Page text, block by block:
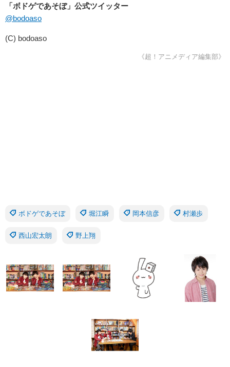
「ボドゲであそぼ」公式ツイッター
@bodoaso
(C) bodoaso
《超！アニメディア編集部》
ボドゲであそぼ 堀江瞬 岡本信彦 村瀬歩
西山宏太朗 野上翔